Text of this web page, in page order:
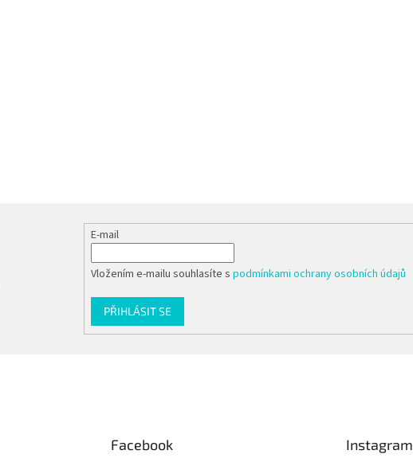
c
í
p
r
v
E-mail
Vložením e-mailu souhlasíte spodmínkami ochrany osobních údajů
PŘIHLÁSIT SE
Facebook Instagram